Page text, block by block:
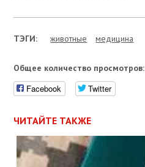
ТЭГИ: животные медицина
Общее количество просмотров:
Facebook Twitter
ЧИТАЙТЕ ТАКЖЕ